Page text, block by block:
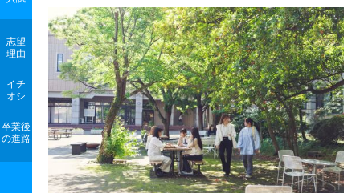
志望
理由
イチ
オシ
卒業後
の進路